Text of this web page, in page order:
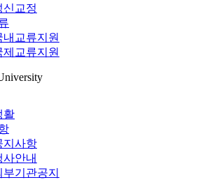
신교정
내교류지원
제교류지원
활
지사항
사안내
부기관공지